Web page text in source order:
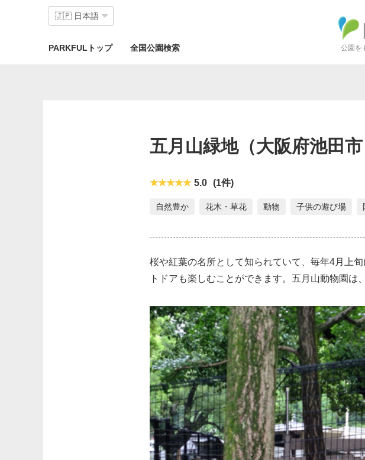
PARKFULトップ 全国公園検索 公園を
五月山緑地（大阪府池田市
5.0 (1件)
自然豊か 花木・草花 動物 子供の遊び場
桜や紅葉の名所として知られていて、毎年4月上
トドアも楽しむことができます。五月山動物園は